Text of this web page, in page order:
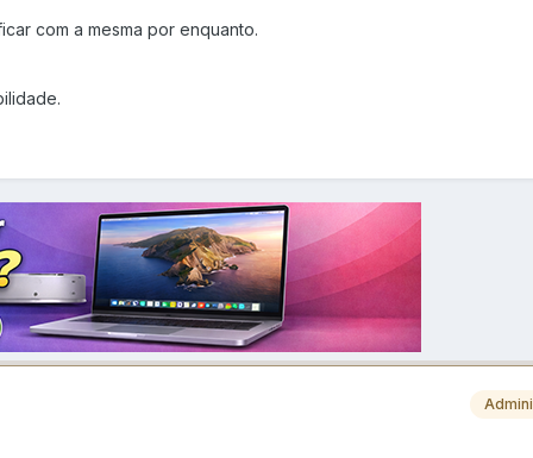
com a mesma por enquanto.